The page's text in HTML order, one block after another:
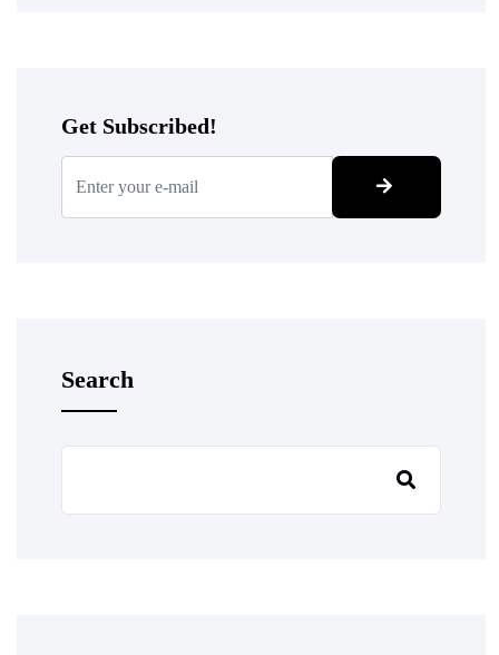
Get Subscribed!
Search